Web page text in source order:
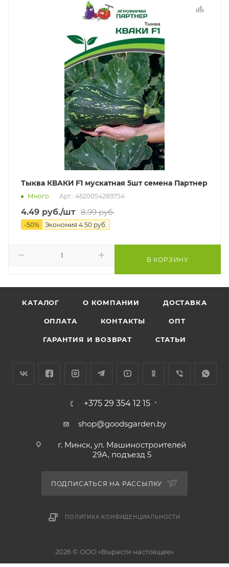
Тыква КВАКИ F1 мускатная 5шт семена Партнер
Много Арт.: 4620054289754
4.49 руб./шт 8.99руб.
-50% Экономия 4.50 руб.
В КОРЗИНУ
КАТАЛОГ О КОМПАНИИ ДОСТАВКА
ОПЛАТА КОНТАКТЫ ОПТ
ГАРАНТИЯ И ВОЗВРАТ СТАТЬИ
+375 29 354 12 15
shop@goodsgarden.by
г. Минск, ул. Машиностроителей
29А, подъезд 5
ПОДПИСАТЬСЯ НА РАССЫЛКУ
ПОЛИТИКА КОНФИДЕНЦИАЛЬНОСТИ
2026 © ООО «Вырасти настоящее»